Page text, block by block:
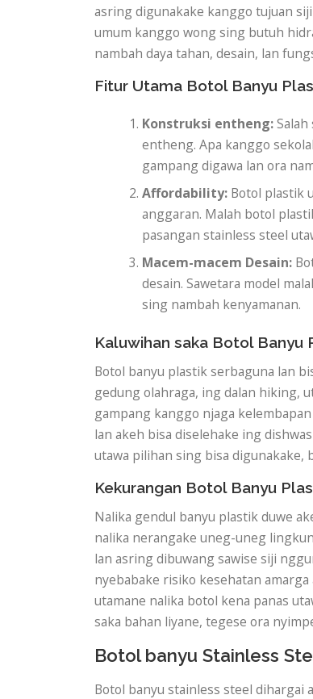
asring digunakake kanggo tujuan
umum kanggo wong sing butuh
nambah daya tahan, desain, lan
Fitur Utama Botol Banyu
Konstruksi entheng:
entheng. Apa kanggo
gampang digawa lan ora
Affordability: Botol plastik
anggaran. Malah botol
pasangan stainless steel
Macem-macem Desain:
desain. Sawetara model
sing nambah kenyamanan.
Kaluwihan saka Botol Banyu
Botol banyu plastik serbaguna lan
gedung olahraga, ing dalan hiking,
gampang kanggo njaga
lan akeh bisa diselehake ing
utawa pilihan sing bisa
Kekurangan Botol Banyu
Nalika gendul banyu plastik duwe
nalika nerangake uneg-uneg
lan asring dibuwang sawise siji
nyebabake risiko kesehatan
utamane nalika botol kena panas
saka bahan liyane, tegese ora
Botol banyu Stainless
Botol banyu stainless steel dihargai